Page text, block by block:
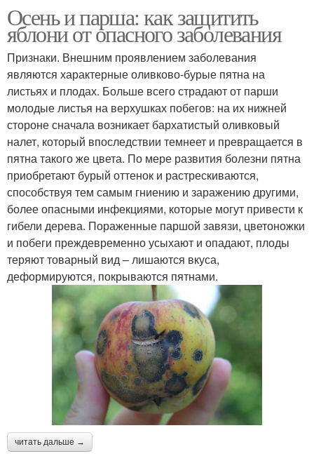
Осень и парша: как защитить
яблони от опасного заболевания
Признаки. Внешним проявлением заболевания
являются характерные оливково-бурые пятна на
листьях и плодах. Больше всего страдают от парши
молодые листья на верхушках побегов: на их нижней
стороне сначала возникает бархатистый оливковый
налет, который впоследствии темнеет и превращается в
пятна такого же цвета. По мере развития болезни пятна
приобретают бурый оттенок и растрескиваются,
способствуя тем самым гниению и заражению другими,
более опасными инфекциями, которые могут привести к
гибели дерева. Пораженные паршой завязи, цветоножки
и побеги преждевременно усыхают и опадают, плоды
теряют товарный вид – лишаются вкуса,
деформируются, покрываются пятнами.
читать дальше →